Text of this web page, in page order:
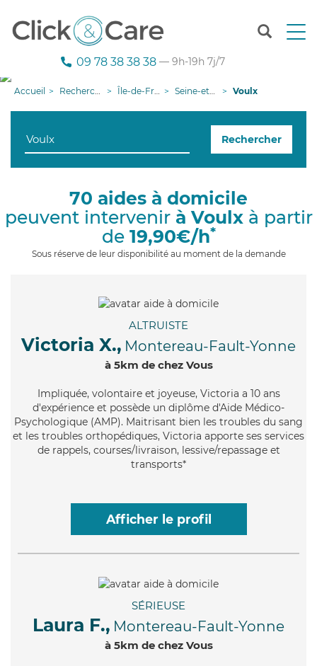
T
n
g
i
09 78 38 38 38 — 9h-19h 7j/7
Accueil Recherche aide à domicile Île-de-France Seine-et-Marne Voulx
Rechercher
70 aides à domicile
peuvent intervenir à Voulxà partir
de 19,90€/h*
Sous réserve de leur disponibilité au moment de la demande
ALTRUISTE
Victoria X., Montereau-Fault-Yonne
à 5km de chez Vous
Impliquée, volontaire et joyeuse, Victoria a 10 ans
d'expérience et possède un diplôme d'Aide Médico-
Psychologique (AMP). Maitrisant bien les troubles du sang
et les troubles orthopédiques, Victoria apporte ses services
de rappels, courses/livraison, lessive/repassage et
transports*
Afficher le profil
SÉRIEUSE
Laura F., Montereau-Fault-Yonne
à 5km de chez Vous